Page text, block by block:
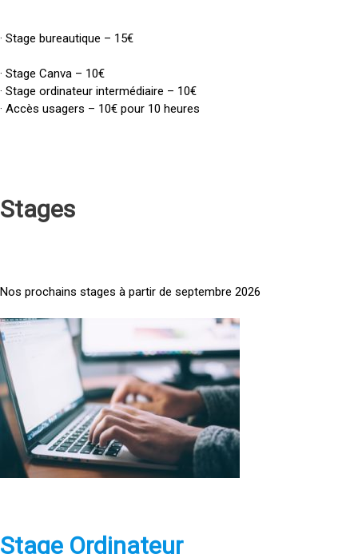
· Stage bureautique – 15€
· Stage Canva – 10€
· Stage ordinateur intermédiaire – 10€
· Accès usagers – 10€ pour 10 heures
Stages
Nos prochains stages à partir de septembre 2026
<
a
h
e
f
pStage Ordinateur